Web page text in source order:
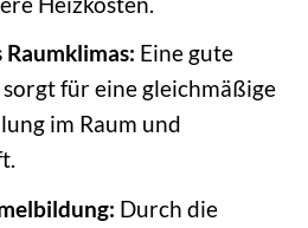
Raumklimas: Eine gute
für eine gleichmäßige
im Raum und
Durch die